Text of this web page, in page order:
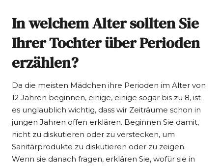
In welchem Alter sollten Sie
Ihrer Tochter über Perioden
erzählen?
Da die meisten Mädchen ihre Perioden im Alter von
12 Jahren beginnen, einige, einige sogar bis zu 8, ist
es unglaublich wichtig, dass wir Zeiträume schon in
jungen Jahren offen erklären. Beginnen Sie damit,
nicht zu diskutieren oder zu verstecken, um
Sanitärprodukte zu diskutieren oder zu zeigen.
Wenn sie danach fragen, erklären Sie, wofür sie in